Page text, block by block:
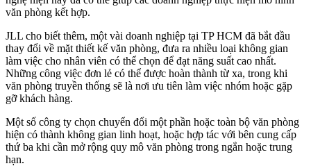
văn phòng kết hợp.
JLL cho biết thêm, một vài doanh nghiệp tại TP HCM đã bắt đầu
thay đổi về mặt thiết kế văn phòng, đưa ra nhiều loại không gian
làm việc cho nhân viên có thể chọn để đạt năng suất cao nhất.
Những công việc đơn lẻ có thể được hoàn thành từ xa, trong khi
văn phòng truyền thống sẽ là nơi ưu tiên làm việc nhóm hoặc gặp
gỡ khách hàng.
Một số công ty chọn chuyển đổi một phần hoặc toàn bộ văn phòng
hiện có thành không gian linh hoạt, hoặc hợp tác với bên cung cấp
thứ ba khi cần mở rộng quy mô văn phòng trong ngắn hoặc trung
hạn.